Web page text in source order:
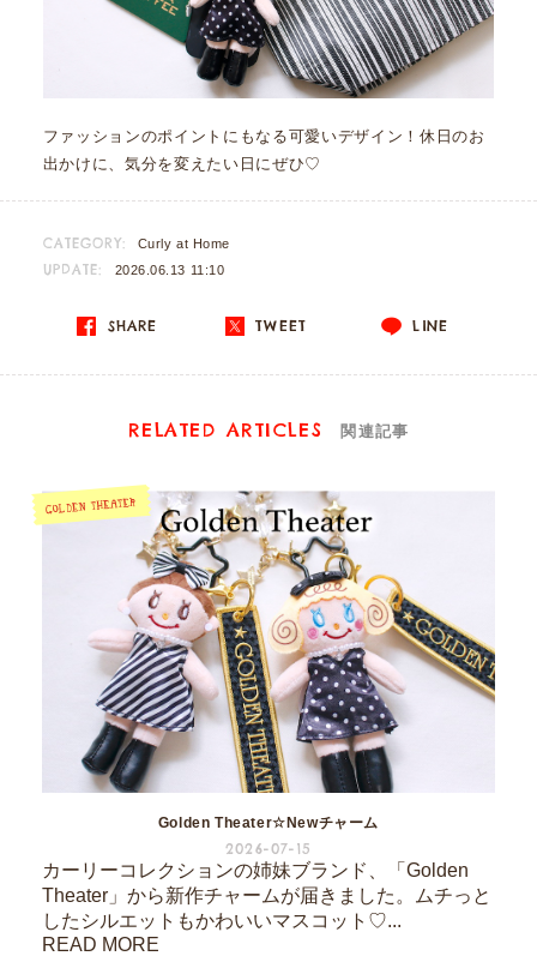
ファッションのポイントにもなる可愛いデザイン！休日のお
出かけに、気分を変えたい日にぜひ♡
CATEGORY: Curly at Home
UPDATE: 2026.06.13 11:10
SHARE TWEET LINE
RELATED ARTICLES 関連記事
Golden Theater☆Newチャーム
2026-07-15
カーリーコレクションの姉妹ブランド、「Golden
Theater」から新作チャームが届きました。ムチっと
したシルエットもかわいいマスコット♡...
READ MORE